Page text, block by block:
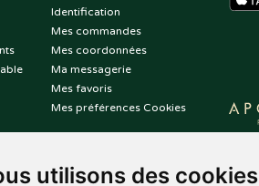
utilisons des cookies
Identification
Mes commandes
Mes coordonnées
Ma messagerie
Mes favoris
Mes préférences Cookies